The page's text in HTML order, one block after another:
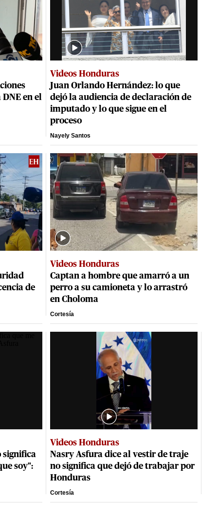
en el
Videos Honduras
Juan Orlando Hernández: lo que
dejó la audiencia de declaración de
imputado y lo que sigue en el
proceso
Nayely Santos
de
Videos Honduras
Captan a hombre que amarró a un
perro a su camioneta y lo arrastró
en Choloma
Cortesía
significa
soy":
Videos Honduras
Nasry Asfura dice al vestir de traje
no significa que dejó de trabajar por
Honduras
Cortesía